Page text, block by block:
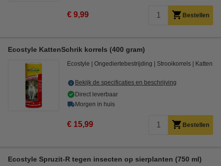
€ 9,99 Bestellen
Ecostyle KattenSchrik korrels (400 gram)
Ecostyle Ongediertebestrijding Strooikorrels Katten
Bekijk de specificaties en beschrijving
Direct leverbaar
Morgen in huis
€ 15,99 Bestellen
Ecostyle Spruzit-R tegen insecten op sierplanten (750 ml)